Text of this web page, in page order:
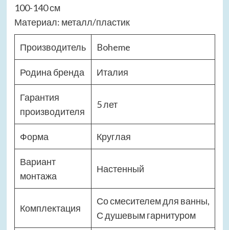
100-140 см
Материал: металл/пластик
Производитель Boheme
Родина бренда Италия
Гарантия
производителя
5 лет
Форма Круглая
Вариант
монтажа
Настенный
Комплектация
Со смесителем для ванны,
С душевым гарнитуром